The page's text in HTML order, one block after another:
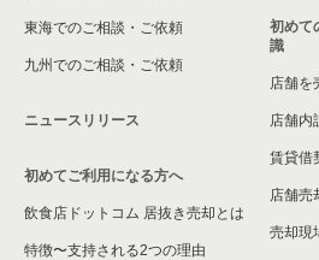
東海でのご相談・ご依頼
九州でのご相談・ご依頼
ニュースリリース
初めてご利用になる方へ
飲食店ドットコム 居抜き売却とは
特徴〜支持される2つの理由
初めて
識
店舗を
店舗内
賃貸借
店舗売
売却現